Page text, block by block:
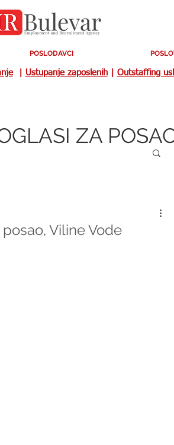
POSLODAVCI
| Ustupanje zaposlenih| Outstaffing
ZA
Viline Vode